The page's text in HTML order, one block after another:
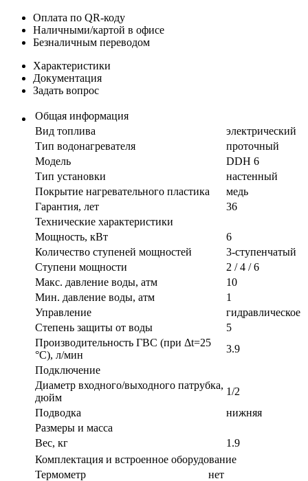
Оплата по QR-коду
Наличными/картой в офисе
Безналичным переводом
Характеристики
Документация
Задать вопрос
Общая информация
Вид топлива
электрический
Тип водонагревателя
проточный
Модель
DDH 6
Тип установки
настенный
Покрытие нагревательного пластика
медь
Гарантия, лет
36
Технические характеристики
Мощность, кВт
6
Количество ступеней мощностей
3-ступенчатый
Ступени мощности
2 / 4 / 6
Макс. давление воды, атм
10
Мин. давление воды, атм
1
Управление
гидравлическое
Степень защиты от воды
5
Производительность ГВС (при Δt=25
°C), л/мин
3.9
Подключение
Диаметр входного/выходного патрубка,
дюйм
1/2
Подводка
нижняя
Размеры и масса
Вес, кг
1.9
Комплектация и встроенное оборудование
Термометр
нет